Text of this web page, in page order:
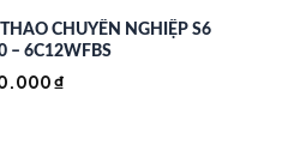
₫.là:
4.900.000 ₫.
CHUYÊN NGHIỆP S6
– 6C12WFBS
₫